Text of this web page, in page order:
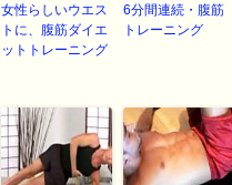
女性らしいウエス
トに、腹筋ダイエ
ットトレーニング
6分間連続・腹筋
トレーニング